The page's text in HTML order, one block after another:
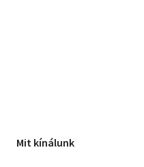
Mit kínálunk